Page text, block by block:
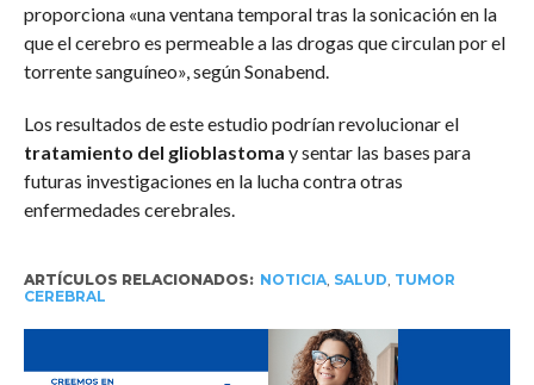
proporciona «una ventana temporal tras la sonicación en la
que el cerebro es permeable a las drogas que circulan por el
torrente sanguíneo», según Sonabend.
Los resultados de este estudio podrían revolucionar el
tratamiento del glioblastoma y sentar las bases para
futuras investigaciones en la lucha contra otras
enfermedades cerebrales.
ARTÍCULOS RELACIONADOS: NOTICIA, SALUD TUMOR
CEREBRAL